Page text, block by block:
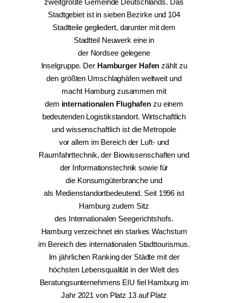
zweitgrößte Gemeinde Deutschlands. Das
Stadtgebiet ist in sieben Bezirke und 104
Stadtteile gegliedert, darunter mit dem
Stadtteil Neuwerk eine in
der Nordsee gelegene
Inselgruppe. Der Hamburger Hafen zählt zu
den größten Umschlaghäfen weltweit und
macht Hamburg zusammen mit
dem internationalen Flughafen zu einem
bedeutenden Logistikstandort. Wirtschaftlich
und wissenschaftlich ist die Metropole
vor allem im Bereich der Luft- und
Raumfahrttechnik, der Biowissenschaften und
der Informationstechnik sowie für
die Konsumgüterbranche und
als Medienstandortbedeutend. Seit 1996 ist
Hamburg zudem Sitz
des Internationalen Seegerichtshofs.
Hamburg verzeichnet ein starkes Wachstum
im Bereich des internationalen Stadttourismus.
Im jährlichen Ranking der Städte mit der
höchsten Lebensqualität in der Welt des
Beratungsunternehmens EIU fiel Hamburg im
Jahr 2021 von Platz 13 auf Platz